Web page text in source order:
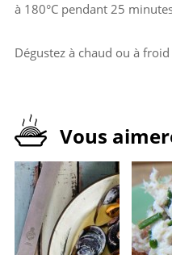
à 180°C pendant 25
Dégustez à chaud ou à froid
Vous